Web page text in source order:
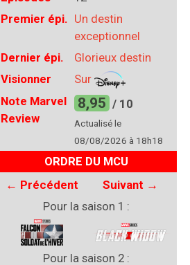
Premier épi. Un destin
exceptionnel
Dernier épi.
Glorieux destin
Visionner
Sur
Note Marvel
Review
8,95 / 10
Actualisé le
08/08/2026 à 18h18
ORDRE DU MCU
← Précédent Suivant →
Pour la saison 1 :
Pour la saison 2: